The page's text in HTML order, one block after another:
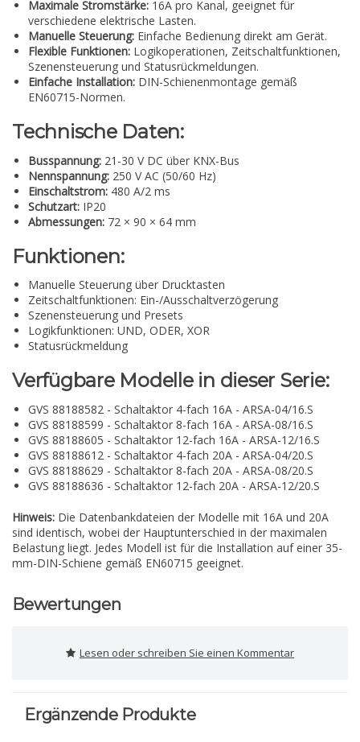
Maximale Stromstärke: 16A pro Kanal, geeignet für
verschiedene elektrische Lasten.
Manuelle Steuerung: Einfache Bedienung direkt am Gerät.
Flexible Funktionen: Logikoperationen, Zeitschaltfunktionen,
Szenensteuerung und Statusrückmeldungen.
Einfache Installation: DIN-Schienenmontage gemäß
EN60715-Normen.
Technische Daten:
Busspannung: 21-30 V DC über KNX-Bus
Nennspannung: 250 V AC (50/60 Hz)
Einschaltstrom: 480 A/2 ms
Schutzart: IP20
Abmessungen: 72 × 90 × 64 mm
Funktionen:
Manuelle Steuerung über Drucktasten
Zeitschaltfunktionen: Ein-/Ausschaltverzögerung
Szenensteuerung und Presets
Logikfunktionen: UND, ODER, XOR
Statusrückmeldung
Verfügbare Modelle in dieser Serie:
GVS 88188582 - Schaltaktor 4-fach 16A - ARSA-04/16.S
GVS 88188599 - Schaltaktor 8-fach 16A - ARSA-08/16.S
GVS 88188605 - Schaltaktor 12-fach 16A - ARSA-12/16.S
GVS 88188612 - Schaltaktor 4-fach 20A - ARSA-04/20.S
GVS 88188629 - Schaltaktor 8-fach 20A - ARSA-08/20.S
GVS 88188636 - Schaltaktor 12-fach 20A - ARSA-12/20.S
Hinweis: Die Datenbankdateien der Modelle mit 16A und 20A
sind identisch, wobei der Hauptunterschied in der maximalen
Belastung liegt. Jedes Modell ist für die Installation auf einer 35-
mm-DIN-Schiene gemäß EN60715 geeignet.
Bewertungen
Lesen oder schreiben Sie einen Kommentar
Ergänzende Produkte